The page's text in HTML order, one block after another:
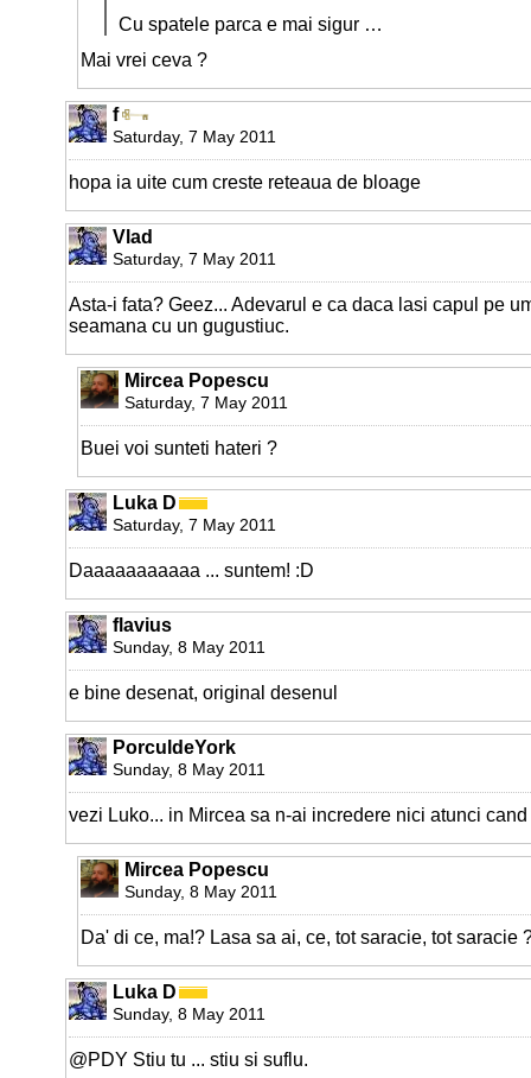
Cu spatele parca e mai sigur …
Mai vrei ceva ?
f
Saturday, 7 May 2011
hopa ia uite cum creste reteaua de bloage
Vlad
Saturday, 7 May 2011
Asta-i fata? Geez... Adevarul e ca daca lasi capul pe
seamana cu un gugustiuc.
Mircea Popescu
Saturday, 7 May 2011
Buei voi sunteti hateri ?
Luka D
Saturday, 7 May 2011
Daaaaaaaaaaa ... suntem! :D
flavius
Sunday, 8 May 2011
e bine desenat, original desenul
PorculdeYork
Sunday, 8 May 2011
vezi Luko... in Mircea sa n-ai incredere nici atunci
Mircea Popescu
Sunday, 8 May 2011
Da' di ce, ma!? Lasa sa ai, ce, tot saracie, tot saracie
Luka D
Sunday, 8 May 2011
@PDY Stiu tu ... stiu si suflu.